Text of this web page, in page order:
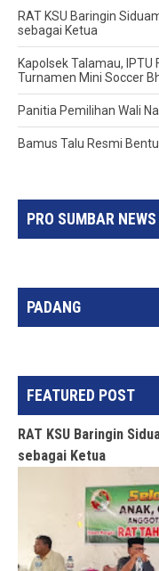
RAT KSU Baringin
sebagai Ketua
Kapolsek Talamau,
Turnamen Mini Soccer
Panitia Pemilihan Wali
Bamus Talu Resmi
PRO SUMBAR NEWS
PADANG
FEATURED POST
RAT KSU Baringin
sebagai Ketua